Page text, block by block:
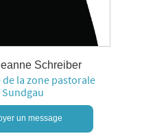
Schreiber
la zone pastorale
Sundgau
un message